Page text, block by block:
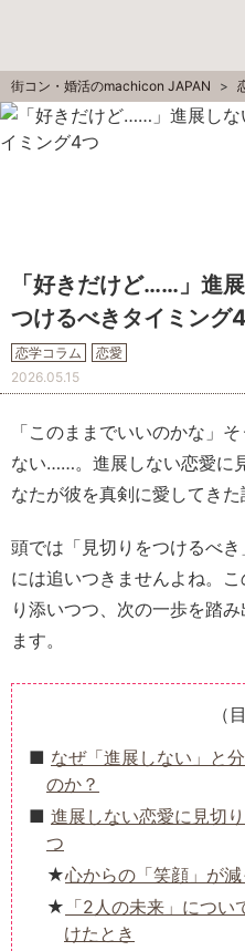
街コン・婚活のmachicon JAPAN
「好きだけど……」進
つけるべきタイミング
恋学コラム 恋愛
2026.05.15
「このままでいいのかな」
ない……。進展しない恋愛に
なたが彼を真剣に愛してきた
頭では「見切りをつけるべ
には追いつきませんよね。
り添いつつ、次の一歩を踏
ます。
（
なぜ「進展しない」と
のか？
進展しない恋愛に見切
つ
心からの「笑顔」が
「2人の未来」につ
けたとき